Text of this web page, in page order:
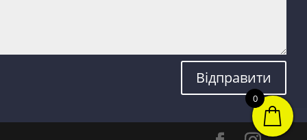
Відправити
0